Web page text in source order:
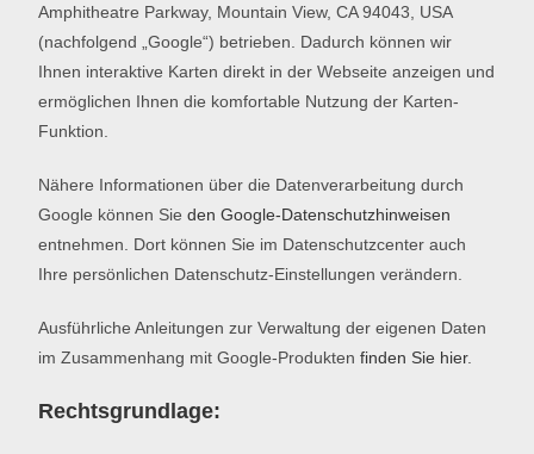
Amphitheatre Parkway, Mountain View, CA 94043, USA
(nachfolgend „Google“) betrieben. Dadurch können wir
Ihnen interaktive Karten direkt in der Webseite anzeigen und
ermöglichen Ihnen die komfortable Nutzung der Karten-
Funktion.
Nähere Informationen über die Datenverarbeitung durch
Google können Sieden Google-Datenschutzhinweisen
entnehmen. Dort können Sie im Datenschutzcenter auch
Ihre persönlichen Datenschutz-Einstellungen verändern.
Ausführliche Anleitungen zur Verwaltung der eigenen Daten
im Zusammenhang mit Google-Produkten finden Sie hier.
Rechtsgrundlage: